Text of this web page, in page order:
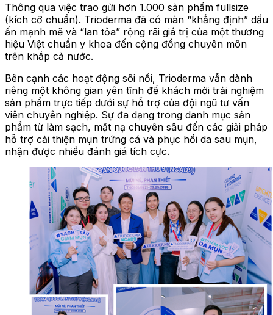
Thông qua việc trao gửi hơn 1.000 sản phẩm fullsize
(kích cỡ chuẩn). Trioderma đã có màn “khẳng định” dấu
ấn mạnh mẽ và “lan tỏa” rộng rãi giá trị của một thương
hiệu Việt chuẩn y khoa đến cộng đồng chuyên môn
trên khắp cả nước.
Bên cạnh các hoạt động sôi nổi, Trioderma vẫn dành
riêng một không gian yên tĩnh để khách mời trải nghiệm
sản phẩm trực tiếp dưới sự hỗ trợ của đội ngũ tư vấn
viên chuyên nghiệp. Sự đa dạng trong danh mục sản
phẩm từ làm sạch, mặt nạ chuyên sâu đến các giải pháp
hỗ trợ cải thiện mụn trứng cá và phục hồi da sau mụn,
nhận được nhiều đánh giá tích cực.